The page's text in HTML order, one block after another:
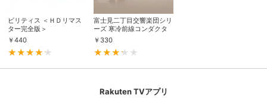
会員情報変更
基本情報、本人連絡先、パスワード 、クレ
ジットカード情報の変更が可能です。
ビリティス ＜ＨＤリマス
ター完全版＞
￥440
富士見二丁目交響楽団シリ
ーズ 寒冷前線コンダクタ
ー
￥ 330
Rakuten TVアプリ